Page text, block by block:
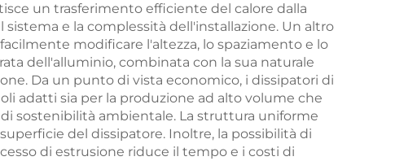
un trasferimento efficiente del calore dalla
e la complessità dell'installazione. Un altro
modificare l'altezza, lo spaziamento e lo
dell'alluminio, combinata con la sua naturale
Da un punto di vista economico, i dissipatori di
adatti sia per la produzione ad alto volume che
sostenibilità ambientale. La struttura uniforme
del dissipatore. Inoltre, la possibilità di
di estrusione riduce il tempo e i costi di